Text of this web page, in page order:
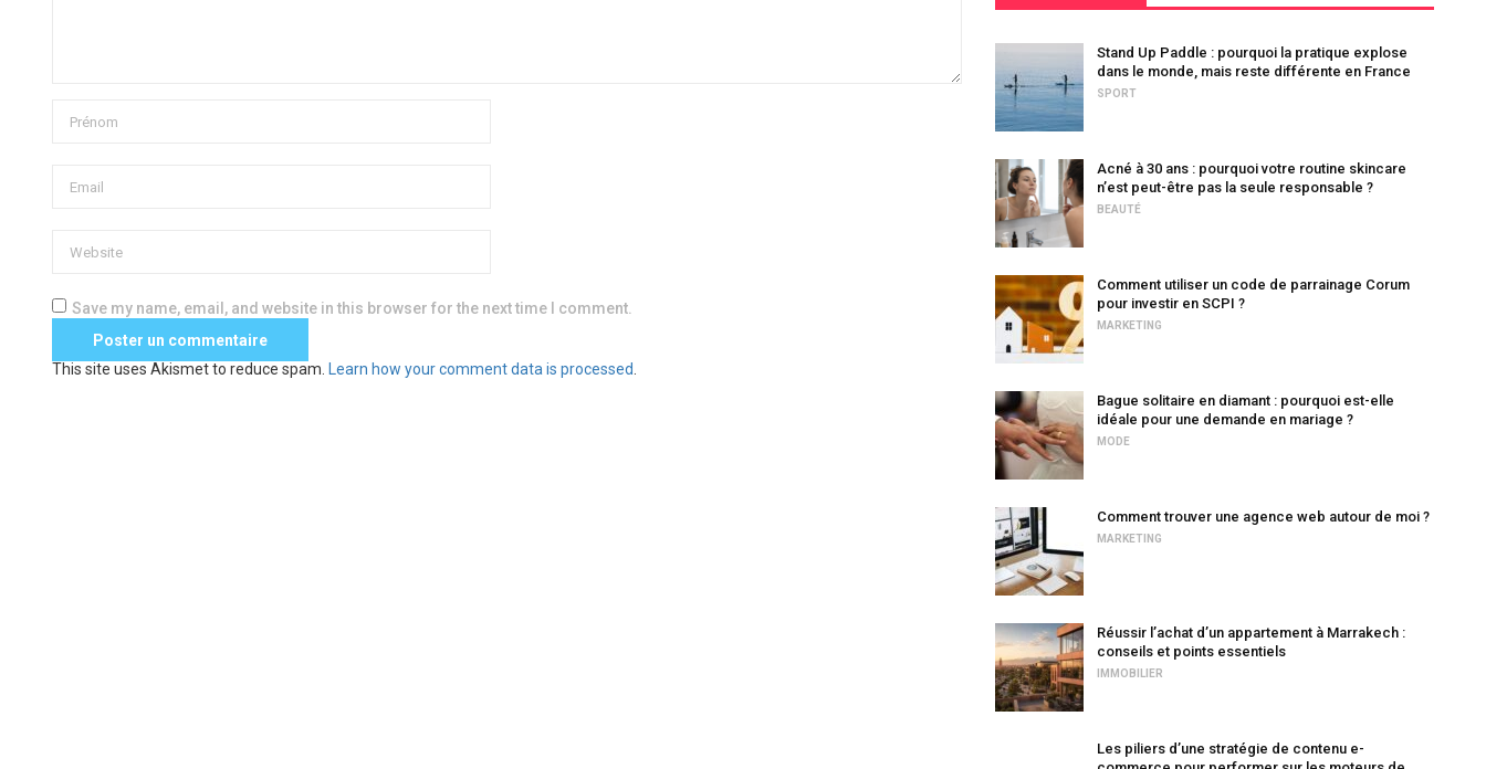
Save my name, email, and website in this browser for the next time I comment.
This site uses Akismet to reduce spam. Learn how your comment data is processed
Stand Up Paddle : pourquoi la pratique explose
dans le monde, mais reste différente en France
SPORT
Acné à 30 ans : pourquoi votre routine skincare
n’est peut-être pas la seule responsable ?
BEAUTÉ
Comment utiliser un code de parrainage Corum
pour investir en SCPI ?
MARKETING
Bague solitaire en diamant : pourquoi est-elle
idéale pour une demande en mariage ?
MODE
Comment trouver une agence web autour de moi ?
MARKETING
Réussir l’achat d’un appartement à Marrakech :
conseils et points essentiels
IMMOBILIER
Les piliers d’une stratégie de contenu e-